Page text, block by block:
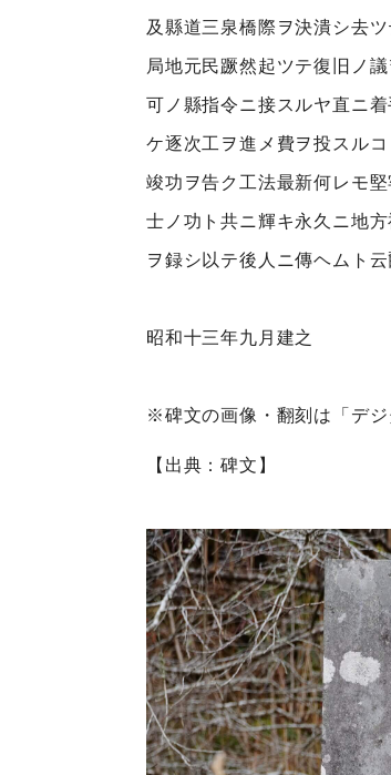
及縣道三泉橋際ヲ決潰シ去
局地元民蹶然起ツテ復旧ノ
可ノ縣指令ニ接スルヤ直ニ
ケ逐次工ヲ進メ費ヲ投スル
竣功ヲ告ク工法最新何レモ
士ノ功ト共ニ輝キ永久ニ地
ヲ録シ以テ後人ニ傳ヘムト
昭和十三年九月建之
※碑文の画像・翻刻は「デジ
【出典：碑文】